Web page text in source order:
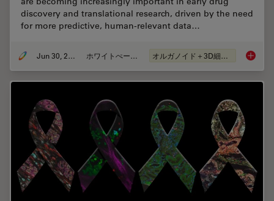
discovery and translational research, driven by the need
for more predictive, human-relevant data…
Jun 30, 2026 ホワイトぺーパー オルガノイド＋3D細胞培養